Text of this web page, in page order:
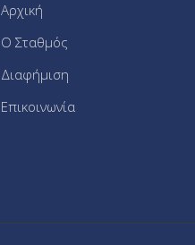
Αρχική
Ο Σταθμός
Διαφήμιση
Επικοινωνία